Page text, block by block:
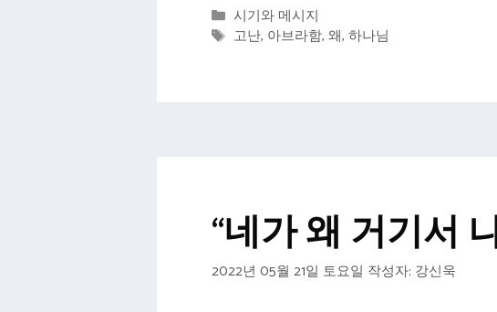
카
테
시기와 메시지
태
고난, 아브라함,왜,하나님
“네가 왜 거기서
2022년 05월 21일 토요일 작성자: 강신욱